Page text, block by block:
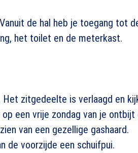
de hal heb je toegang tot
het toilet en de meterkast.
zitgedeelte is verlaagd en
een vrije zondag van je ontbijt
van een gezellige gashaard.
de voorzijde een schuifpui.